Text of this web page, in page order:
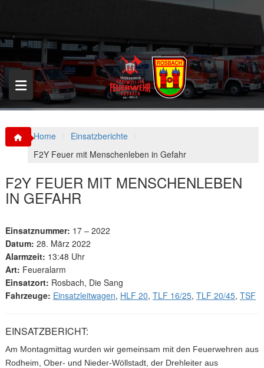
p
o
c
o
n
t
Home
Einsatzberichte
F2Y Feuer mit Menschenleben in Gefahr
F2Y FEUER MIT MENSCHENLEBEN
IN GEFAHR
Einsatznummer: 17 – 2022
Datum: 28. März 2022
Alarmzeit: 13:48 Uhr
Art: Feueralarm
Einsatzort: Rosbach, Die Sang
Fahrzeuge: Einsatzleitwagen, HLF 20, TLF 16/25, TLF 20/45, TSF
EINSATZBERICHT:
Am Montagmittag wurden wir gemeinsam mit den Feuerwehren aus
Rodheim, Ober- und Nieder-Wöllstadt, der Drehleiter aus